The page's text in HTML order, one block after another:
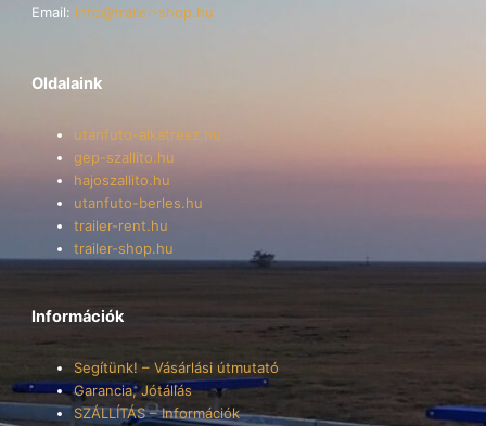
Email: info@trailer-shop.hu
Oldalaink
utanfuto-alkatresz.hu
gep-szallito.hu
hajoszallito.hu
utanfuto-berles.hu
trailer-rent.hu
trailer-shop.hu
Információk
Segítünk! – Vásárlási útmutató
Garancia, Jótállás
SZÁLLÍTÁS – Információk